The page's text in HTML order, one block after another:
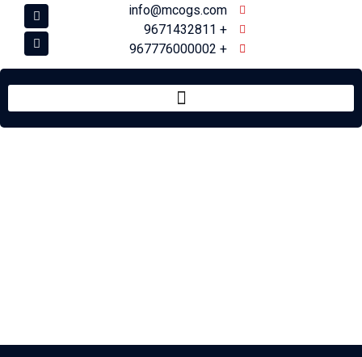
info@mcogs.com
+ 9671432811
+ 967776000002